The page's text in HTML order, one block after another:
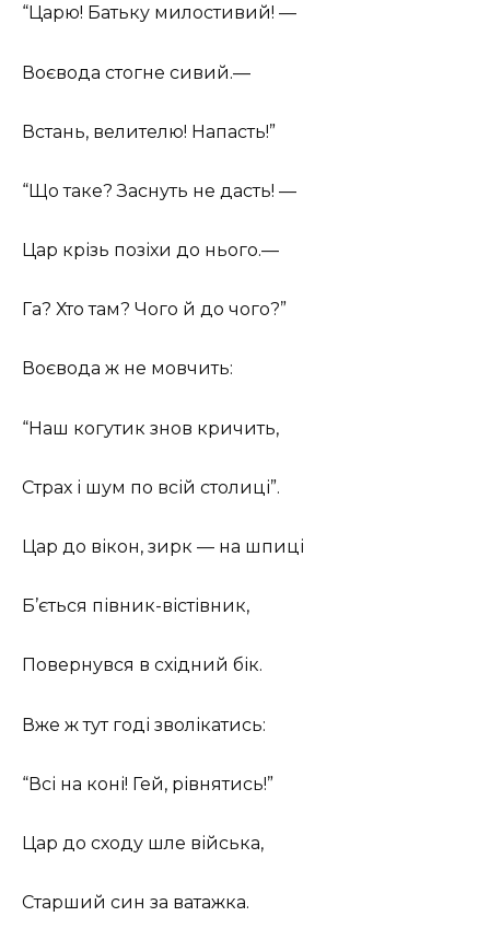
“Царю! Батьку милостивий! —
Воєвода стогне сивий.—
Встань, велителю! Напасть!”
“Що таке? Заснуть не дасть! —
Цар крізь позіхи до нього.—
Га? Хто там? Чого й до чого?”
Воєвода ж не мовчить:
“Наш когутик знов кричить,
Страх і шум по всій столиці”.
Цар до вікон, зирк — на шпиці
Б’ється півник-вістівник,
Повернувся в східний бік.
Вже ж тут годі зволікатись:
“Всі на коні! Гей, рівнятись!”
Цар до сходу шле війська,
Старший син за ватажка.